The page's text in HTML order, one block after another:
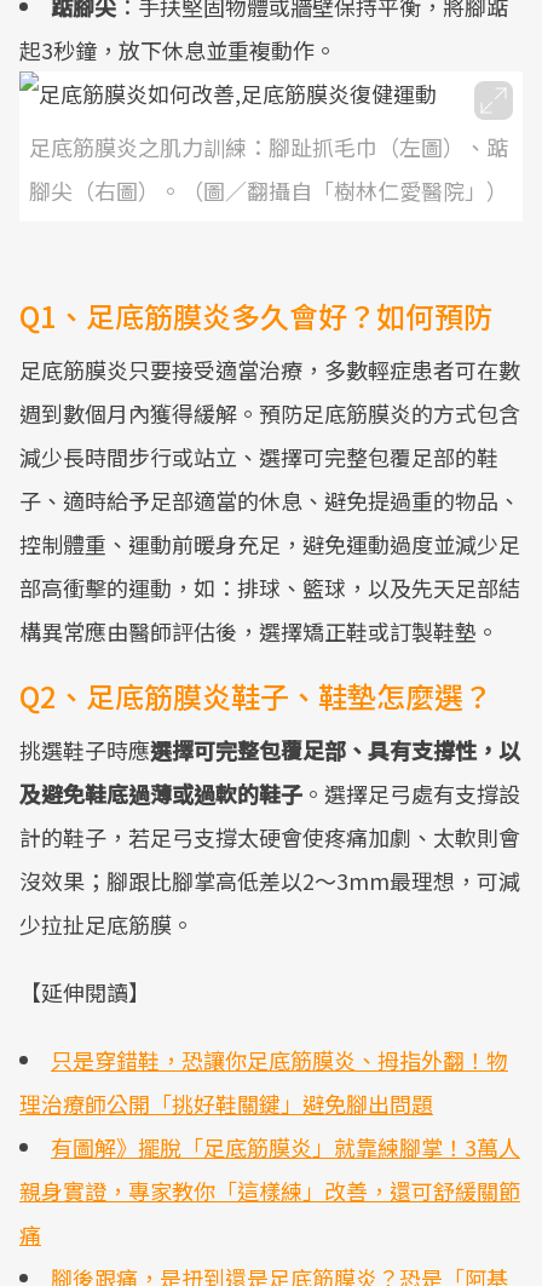
起3秒鐘，放下休息並重複動作。
足底筋膜炎之肌力訓練：腳趾抓毛巾（左圖）、踮
腳尖（右圖）。（圖／翻攝自「樹林仁愛醫院」）
Q1、足底筋膜炎多久會好？如何預防
足底筋膜炎只要接受適當治療，多數輕症患者可在數
週到數個月內獲得緩解。預防足底筋膜炎的方式包含
減少長時間步行或站立、選擇可完整包覆足部的鞋
子、適時給予足部適當的休息、避免提過重的物品、
控制體重、運動前暖身充足，避免運動過度並減少足
部高衝擊的運動，如：排球、籃球，以及先天足部結
構異常應由醫師評估後，選擇矯正鞋或訂製鞋墊。
Q2、足底筋膜炎鞋子、鞋墊怎麼選？
挑選鞋子時應選擇可完整包覆足部、具有支撐性，以
及避免鞋底過薄或過軟的鞋子 。選擇足弓處有支撐設
計的鞋子，若足弓支撐太硬會使疼痛加劇、太軟則會
沒效果；腳跟比腳掌高低差以2～3mm最理想，可減
少拉扯足底筋膜。
【延伸閱讀】
只是穿錯鞋，恐讓你足底筋膜炎、拇指外翻！物
理治療師公開「挑好鞋關鍵」避免腳出問題
有圖解》擺脫「足底筋膜炎」就靠練腳掌！3萬人
親身實證，專家教你「這樣練」改善，還可舒緩關節
痛
腳後跟痛，是扭到還是足底筋膜炎？恐是「阿基